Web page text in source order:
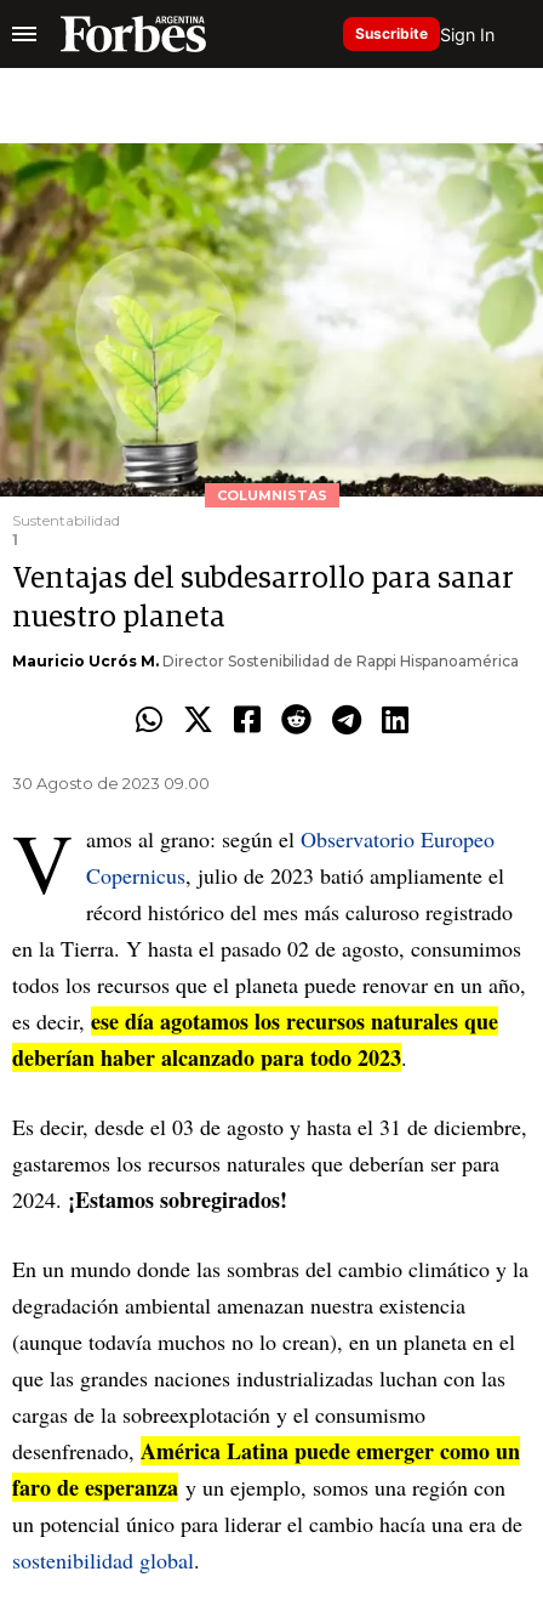
Suscribite Sign In
COLUMNISTAS
Sustentabilidad
1
Ventajas del subdesarrollo para sanar
nuestro planeta
Mauricio Ucrós M. Director Sostenibilidad de Rappi Hispanoamérica
30 Agosto de 2023 09.00
V amos al grano: según el Observatorio Europeo
Copernicus, julio de 2023 batió ampliamente el
récord histórico del mes más caluroso registrado
en la Tierra. Y hasta el pasado 02 de agosto, consumimos
todos los recursos que el planeta puede renovar en un año,
es decir, ese día agotamos los recursos naturales que
deberían haber alcanzado para todo 2023.
Es decir, desde el 03 de agosto y hasta el 31 de diciembre,
gastaremos los recursos naturales que deberían ser para
2024. ¡Estamos sobregirados!
En un mundo donde las sombras del cambio climático y la
degradación ambiental amenazan nuestra existencia
(aunque todavía muchos no lo crean), en un planeta en el
que las grandes naciones industrializadas luchan con las
cargas de la sobreexplotación y el consumismo
desenfrenado, América Latina puede emerger como un
faro de esperanza y un ejemplo, somos una región con
un potencial único para liderar el cambio hacía una era de
sostenibilidad global.